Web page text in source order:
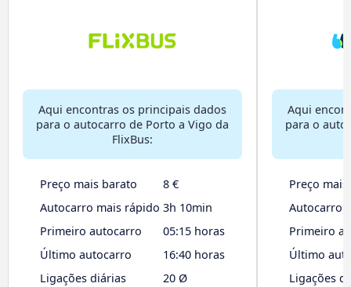
Aqui encontras os principais dados
para o autocarro de Porto a Vigo da
FlixBus:
Preço mais barato
8 €
Autocarro mais rápido 3h 10min
Primeiro autocarro
05:15 horas
Último autocarro
16:40 horas
Ligações diárias
20 Ø
Aqui
para o
Preço
Autocarro
Primeiro
Último
Ligações